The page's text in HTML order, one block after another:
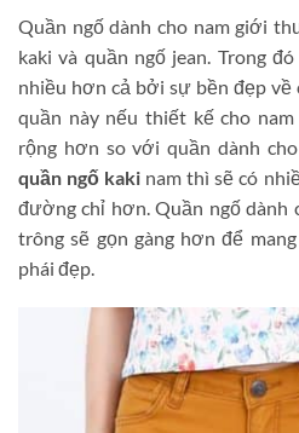
Quần ngố dành cho nam giới
kaki và quần ngố jean. Trong
nhiều hơn cả bởi sự bền đẹp về
quần này nếu thiết kế cho
rộng hơn so với quần dành
quần ngố kaki nam thì sẽ có
đường chỉ hơn. Quần ngố dành
trông sẽ gọn gàng hơn để
phái đẹp.